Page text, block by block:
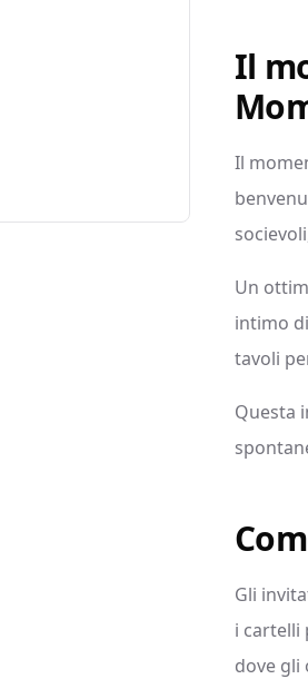
Il
Il
Un
intimo
tavoli
Questa
Gli
i cartelli
dove gli